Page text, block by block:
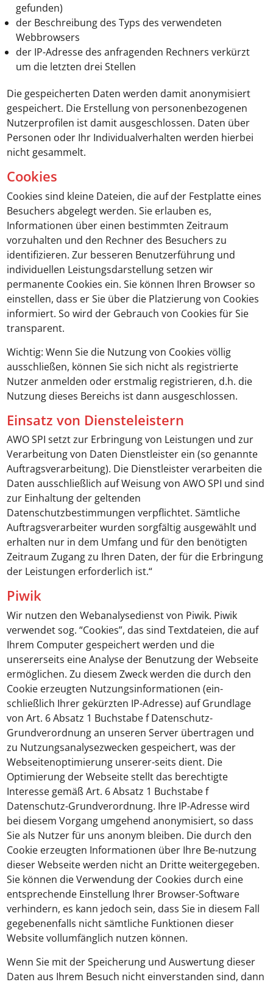
gefunden)
der Beschreibung des Typs des verwendeten
Webbrowsers
der IP-Adresse des anfragenden Rechners verkürzt
um die letzten drei Stellen
Die gespeicherten Daten werden damit anonymisiert
gespeichert. Die Erstellung von personenbezogenen
Nutzerprofilen ist damit ausgeschlossen. Daten über
Personen oder Ihr Individualverhalten werden hierbei
nicht gesammelt.
Cookies
Cookies sind kleine Dateien, die auf der Festplatte eines
Besuchers abgelegt werden. Sie erlauben es,
Informationen über einen bestimmten Zeitraum
vorzuhalten und den Rechner des Besuchers zu
identifizieren. Zur besseren Benutzerführung und
individuellen Leistungsdarstellung setzen wir
permanente Cookies ein. Sie können Ihren Browser so
einstellen, dass er Sie über die Platzierung von Cookies
informiert. So wird der Gebrauch von Cookies für Sie
transparent.
Wichtig: Wenn Sie die Nutzung von Cookies völlig
ausschließen, können Sie sich nicht als registrierte
Nutzer anmelden oder erstmalig registrieren, d.h. die
Nutzung dieses Bereichs ist dann ausgeschlossen.
Einsatz von Diensteleistern
AWO SPI setzt zur Erbringung von Leistungen und zur
Verarbeitung von Daten Dienstleister ein (so genannte
Auftragsverarbeitung). Die Dienstleister verarbeiten die
Daten ausschließlich auf Weisung von AWO SPI und sind
zur Einhaltung der geltenden
Datenschutzbestimmungen verpflichtet. Sämtliche
Auftragsverarbeiter wurden sorgfältig ausgewählt und
erhalten nur in dem Umfang und für den benötigten
Zeitraum Zugang zu Ihren Daten, der für die Erbringung
der Leistungen erforderlich ist.“
Piwik
Wir nutzen den Webanalysedienst von Piwik. Piwik
verwendet sog. “Cookies”, das sind Textdateien, die auf
Ihrem Computer gespeichert werden und die
unsererseits eine Analyse der Benutzung der Webseite
ermöglichen. Zu diesem Zweck werden die durch den
Cookie erzeugten Nutzungsinformationen (ein-
schließlich Ihrer gekürzten IP-Adresse) auf Grundlage
von Art. 6 Absatz 1 Buchstabe f Datenschutz-
Grundverordnung an unseren Server übertragen und
zu Nutzungsanalysezwecken gespeichert, was der
Webseitenoptimierung unserer-seits dient. Die
Optimierung der Webseite stellt das berechtigte
Interesse gemäß Art. 6 Absatz 1 Buchstabe f
Datenschutz-Grundverordnung. Ihre IP-Adresse wird
bei diesem Vorgang umgehend anonymisiert, so dass
Sie als Nutzer für uns anonym bleiben. Die durch den
Cookie erzeugten Informationen über Ihre Be-nutzung
dieser Webseite werden nicht an Dritte weitergegeben.
Sie können die Verwendung der Cookies durch eine
entsprechende Einstellung Ihrer Browser-Software
verhindern, es kann jedoch sein, dass Sie in diesem Fall
gegebenenfalls nicht sämtliche Funktionen dieser
Website vollumfänglich nutzen können.
Wenn Sie mit der Speicherung und Auswertung dieser
Daten aus Ihrem Besuch nicht einverstanden sind, dann